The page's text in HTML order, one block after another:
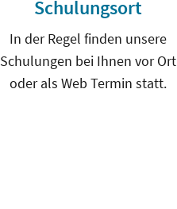
Schulungsort
In der Regel finden unsere
Schulungen bei Ihnen vor Ort
oder als Web Termin statt.